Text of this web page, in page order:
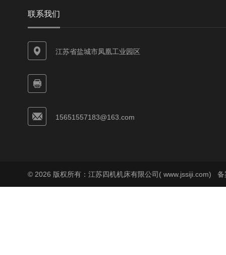
联系我们
江苏省盐城市凤凰工业园区
15651557183@163.com
© 2026 版权所有：江苏四机机床有限公司( www.jssiji.com) 备